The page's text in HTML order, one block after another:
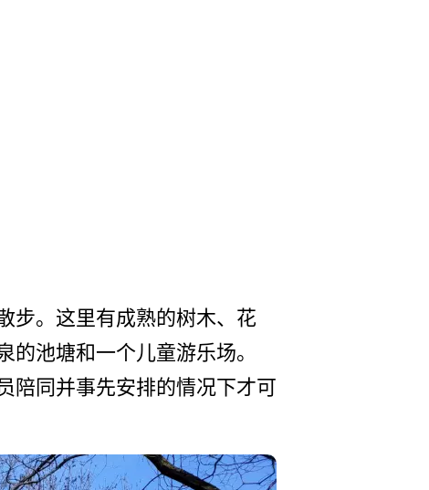
步。这里有­成熟的树木、花
池塘和一个儿童游­乐场。
陪同并事先­安排的情况下才可